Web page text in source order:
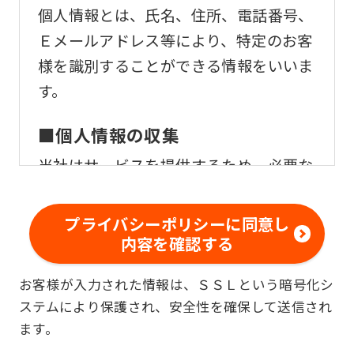
個人情報とは、氏名、住所、電話番号、
Ｅメールアドレス等により、特定のお客
様を識別することができる情報をいいま
す。
■個人情報の収集
当社はサービスを提供するため、必要な
客様の個人情報を収集いたします。
■個人情報の利用
お客様からお預かりした個人情報は、以
下の目的で使用させて頂きます。また、
違法または不当な行為を助長し、または
プライバシーポリシーに同意し
内容を確認する
お客様が入力された情報は、ＳＳＬという暗号化シ
ステムにより保護され、安全性を確保して送信され
ます。